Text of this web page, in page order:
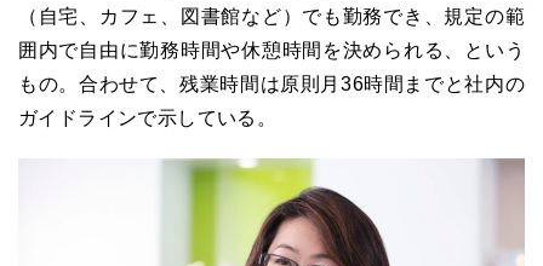
（自宅、カフェ、図書館など）でも勤務でき、規定の範
囲内で自由に勤務時間や休憩時間を決められる、という
もの。合わせて、残業時間は原則月36時間までと社内の
ガイドラインで示している。